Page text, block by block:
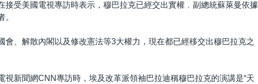
接受美國電視專訪時表示，穆巴拉克已經交出實權﹐副總統蘇萊曼依據
。
會、解散內閣以及修改憲法等3大權力，現在都已經移交出穆巴拉克之
視新聞網CNN專訪時，埃及改革派領袖巴拉迪稱穆巴拉克的演講是“天